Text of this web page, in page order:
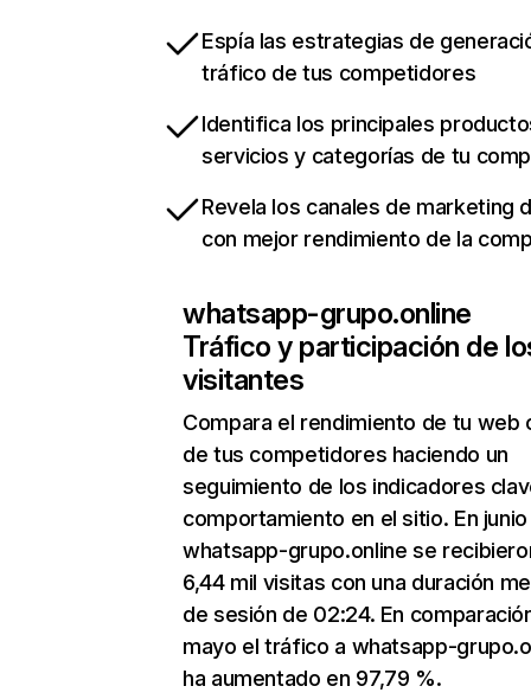
Espía las estrategias de
tráfico de tus competidores
Identifica los principales
servicios y categorías de tu
Revela los canales de marketing
con mejor rendimiento de la
whatsapp-grupo.online
Tráfico y participación de
visitantes
Compara el rendimiento de tu web
de tus competidores haciendo un
seguimiento de los indicadores
comportamiento en el sitio. En junio
whatsapp-grupo.online se
6,44 mil visitas con una duración
de sesión de 02:24. En
mayo el tráfico a whatsapp-
ha aumentado en 97,79 %.